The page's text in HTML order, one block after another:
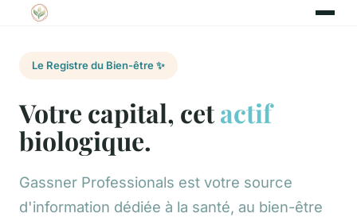
Le Registre du Bien-être ✨
Votre capital, cetactif
biologique.
Gassner Professionals est votre source
d'information dédiée à la santé, au bien-être